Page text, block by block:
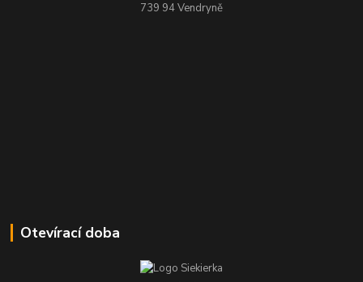
739 94 Vendryně
Otevírací doba